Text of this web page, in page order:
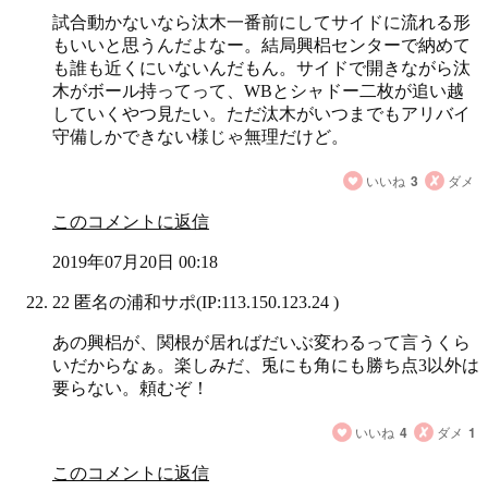
試合動かないなら汰木一番前にしてサイドに流れる形
もいいと思うんだよなー。結局興梠センターで納めて
も誰も近くにいないんだもん。サイドで開きながら汰
木がボール持ってって、WBとシャドー二枚が追い越
していくやつ見たい。ただ汰木がいつまでもアリバイ
守備しかできない様じゃ無理だけど。
いいね 3 ダメ
このコメントに返信
2019年07月20日 00:18
22 匿名の浦和サポ(IP:113.150.123.24 )
あの興梠が、関根が居ればだいぶ変わるって言うくら
いだからなぁ。楽しみだ、兎にも角にも勝ち点3以外は
要らない。頼むぞ！
いいね 4 ダメ 1
このコメントに返信